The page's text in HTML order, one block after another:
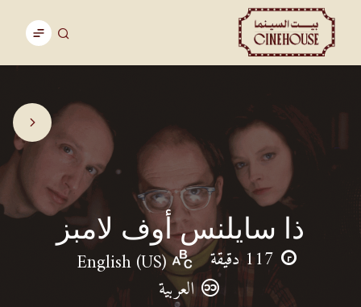
ذا سايلنس أوف لامبز
117 دقيقة
English (US)
العربية